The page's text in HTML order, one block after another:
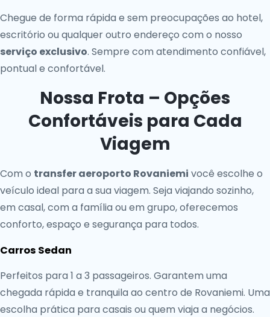
Chegue de forma rápida e sem preocupações ao hotel,
escritório ou qualquer outro endereço com o nosso
serviço exclusivo. Sempre com atendimento confiável,
pontual e confortável.
Nossa Frota – Opções
Confortáveis para Cada
Viagem
Com o transfer aeroporto Rovaniemi você escolhe o
veículo ideal para a sua viagem. Seja viajando sozinho,
em casal, com a família ou em grupo, oferecemos
conforto, espaço e segurança para todos.
Carros Sedan
Perfeitos para 1 a 3 passageiros. Garantem uma
chegada rápida e tranquila ao centro de Rovaniemi. Uma
escolha prática para casais ou quem viaja a negócios.